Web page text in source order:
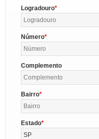
Logradouro
Número
Complemento
Bairro
Estado
SP